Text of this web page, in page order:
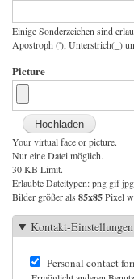
Einige Sonderzeichen sind
Apostroph ('), Unterstrich(_)
Picture
Your virtual face or picture.
Nur eine Datei möglich.
30 KB Limit.
Erlaubte Dateitypen: png gif
Bilder größer als 85x85Pixel
Kontakt-Einstellungen
Personal contact